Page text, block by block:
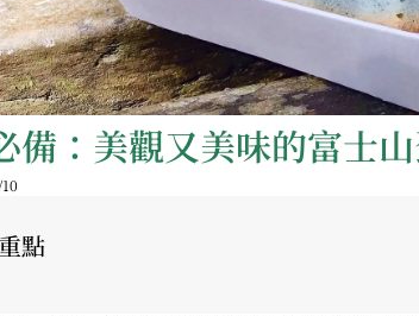
備：美觀又美味的富士
點